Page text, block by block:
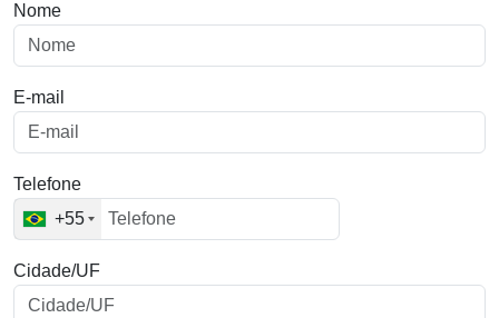
Nome
E-mail
Telefone
+55
Cidade/UF